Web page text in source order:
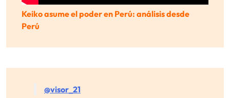
Keiko asume el poder en Perú: análisis desde
Perú
@visor_21